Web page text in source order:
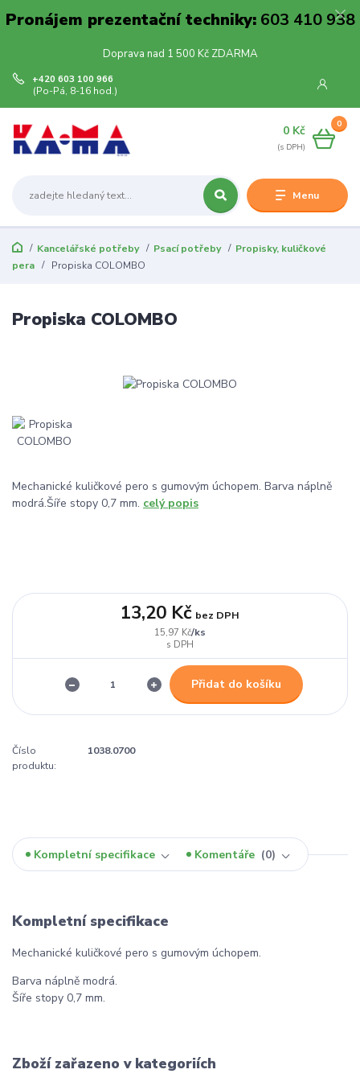
Pronájem prezentační techniky:603 410 938
Doprava nad 1 500 Kč ZDARMA
Menu
+420 603 100 966
(Po-Pá, 8-16 hod.)
0
0 Kč
Kancelářské potřeby Psací potřeby
Propisky, kuličkové
pera
Propiska COLOMBO
Propiska COLOMBO
Mechanické kuličkové pero s gumovým úchopem. Barva náplně
modrá.Šíře stopy 0,7 mm. celý popis
15,97 Kč/ks
13,20 Kč bez DPH
Přidat do košíku
Číslo
produktu:
1038.0700
Kompletní specifikace Komentáře 0
Kompletní specifikace
Mechanické kuličkové pero s gumovým úchopem.
Barva náplně modrá.
Šíře stopy 0,7 mm.
Zboží zařazeno v kategoriích